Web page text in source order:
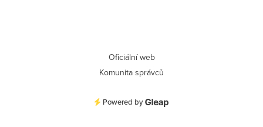
Oficiální web
Komunita správců
Powered by